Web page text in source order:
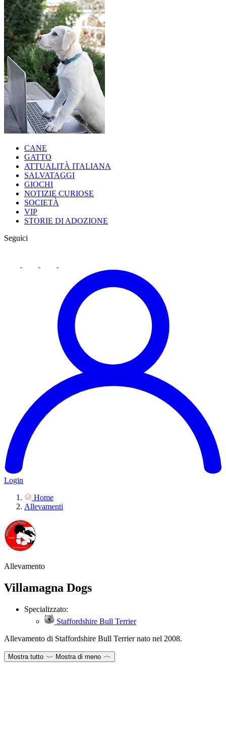
CANE
GATTO
ATTUALITÀ ITALIANA
SALVATAGGI
GIOCHI
NOTIZIE CURIOSE
SOCIETÀ
VIP
STORIE DI ADOZIONE
Seguici
Login
Home
Allevamenti
Allevamento
Villamagna Dogs
Specializzato:
Staffordshire Bull Terrier
Allevamento di Staffordshire Bull Terrier nato nel 2008.
Mostra tutto Mostra di meno